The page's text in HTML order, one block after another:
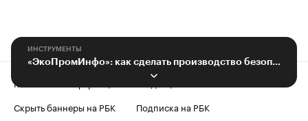
ИНСТРУМЕНТЫ
«ЭкоПромИнфо»: как сделать производство безопасным для окружающей среды
Контактная информация
Редакция
Скрыть баннеры на РБК
Подписка на РБК